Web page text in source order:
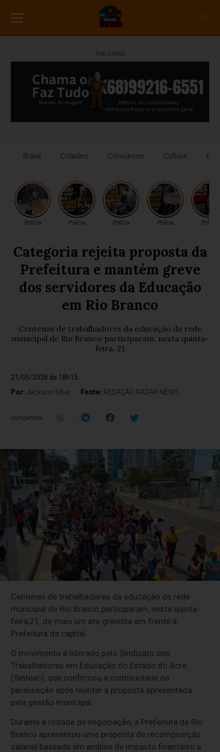
PUBLICIDADE
Brasil Cidades Concursos Cultura
Polícia Polícia Polícia Polícia Polícia
Categoria rejeita proposta da
Prefeitura e mantém greve
dos servidores da Educação
em Rio Branco
Centenas de trabalhadores da educação da rede
municipal de Rio Branco participaram, nesta quinta-
feira, 21
21/05/2026 às 18h15
Por:Jackson Silva Fonte: REDAÇÃO RADAR NEWS
Compartilhe:
Centenas de trabalhadores da educação da rede
municipal de Rio Branco participaram, nesta quinta-
feira,21, de mais um ato grevista em frente à
Prefeitura da capital.
O movimento é liderado pelo Sindicato dos
Trabalhadores em Educação do Estado do Acre
(Sinteac), que confirmou a continuidade da
paralisação após rejeitar a proposta apresentada
pela gestão municipal.
Durante a rodada de negociação, a Prefeitura de Rio
Branco apresentou uma proposta de recomposição
salarial baseada em análise de impacto financeiro e